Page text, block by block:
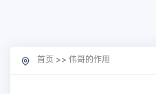
首页 >> 伟哥的作用